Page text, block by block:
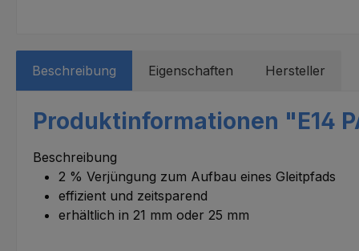
Beschreibung Eigenschaften Hersteller
Produktinformationen "E14
Beschreibung
2 % Verjüngung zum Aufbau eines Gleitpfads
effizient und zeitsparend
erhältlich in 21 mm oder 25 mm